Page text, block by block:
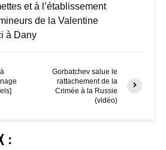
et à l’établissement
de la Valentine
à Dany
Gorbatchev salue le
rattachement de la
Crimée à la Russie
(vidéo)
: